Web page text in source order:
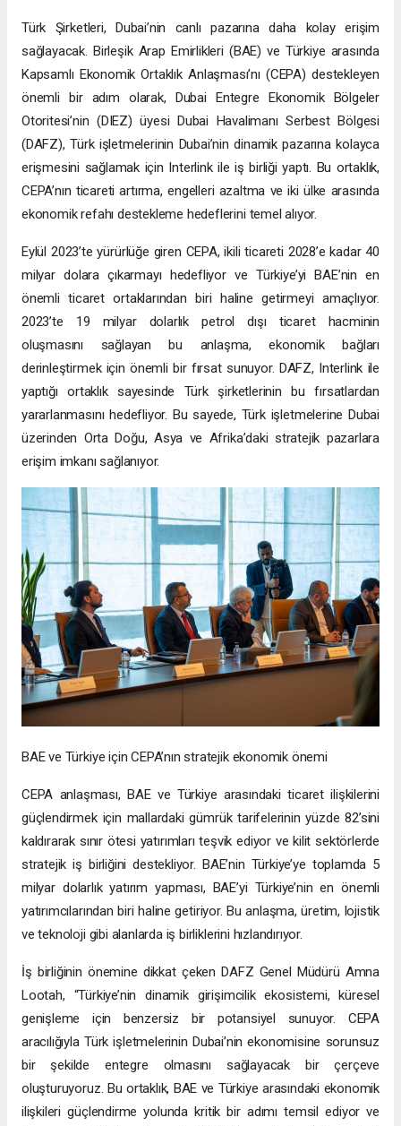
Türk Şirketleri, Dubai’nin canlı pazarına daha kolay erişim
sağlayacak. Birleşik Arap Emirlikleri (BAE) ve Türkiye arasında
Kapsamlı Ekonomik Ortaklık Anlaşması’nı (CEPA) destekleyen
önemli bir adım olarak, Dubai Entegre Ekonomik Bölgeler
Otoritesi’nin (DIEZ) üyesi Dubai Havalimanı Serbest Bölgesi
(DAFZ), Türk işletmelerinin Dubai’nin dinamik pazarına kolayca
erişmesini sağlamak için Interlink ile iş birliği yaptı. Bu ortaklık,
CEPA’nın ticareti artırma, engelleri azaltma ve iki ülke arasında
ekonomik refahı destekleme hedeflerini temel alıyor.
Eylül 2023’te yürürlüğe giren CEPA, ikili ticareti 2028’e kadar 40
milyar dolara çıkarmayı hedefliyor ve Türkiye’yi BAE’nin en
önemli ticaret ortaklarından biri haline getirmeyi amaçlıyor.
2023’te 19 milyar dolarlık petrol dışı ticaret hacminin
oluşmasını sağlayan bu anlaşma, ekonomik bağları
derinleştirmek için önemli bir fırsat sunuyor. DAFZ, Interlink ile
yaptığı ortaklık sayesinde Türk şirketlerinin bu fırsatlardan
yararlanmasını hedefliyor. Bu sayede, Türk işletmelerine Dubai
üzerinden Orta Doğu, Asya ve Afrika’daki stratejik pazarlara
erişim imkanı sağlanıyor.
BAE ve Türkiye için CEPA’nın stratejik ekonomik önemi
CEPA anlaşması, BAE ve Türkiye arasındaki ticaret ilişkilerini
güçlendirmek için mallardaki gümrük tarifelerinin yüzde 82’sini
kaldırarak sınır ötesi yatırımları teşvik ediyor ve kilit sektörlerde
stratejik iş birliğini destekliyor. BAE’nin Türkiye’ye toplamda 5
milyar dolarlık yatırım yapması, BAE’yi Türkiye’nin en önemli
yatırımcılarından biri haline getiriyor. Bu anlaşma, üretim, lojistik
ve teknoloji gibi alanlarda iş birliklerini hızlandırıyor.
İş birliğinin önemine dikkat çeken DAFZ Genel Müdürü Amna
Lootah, “Türkiye’nin dinamik girişimcilik ekosistemi, küresel
genişleme için benzersiz bir potansiyel sunuyor. CEPA
aracılığıyla Türk işletmelerinin Dubai’nin ekonomisine sorunsuz
bir şekilde entegre olmasını sağlayacak bir çerçeve
oluşturuyoruz. Bu ortaklık, BAE ve Türkiye arasındaki ekonomik
ilişkileri güçlendirme yolunda kritik bir adımı temsil ediyor ve